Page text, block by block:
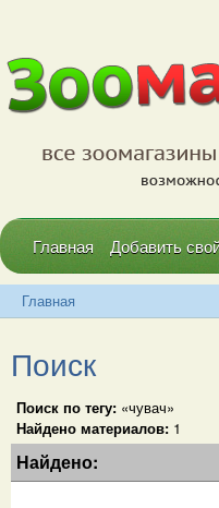
Главная Добавить
Главная
Поиск
Поиск по тегу: «чувач»
Найдено материалов: 1
Найдено: